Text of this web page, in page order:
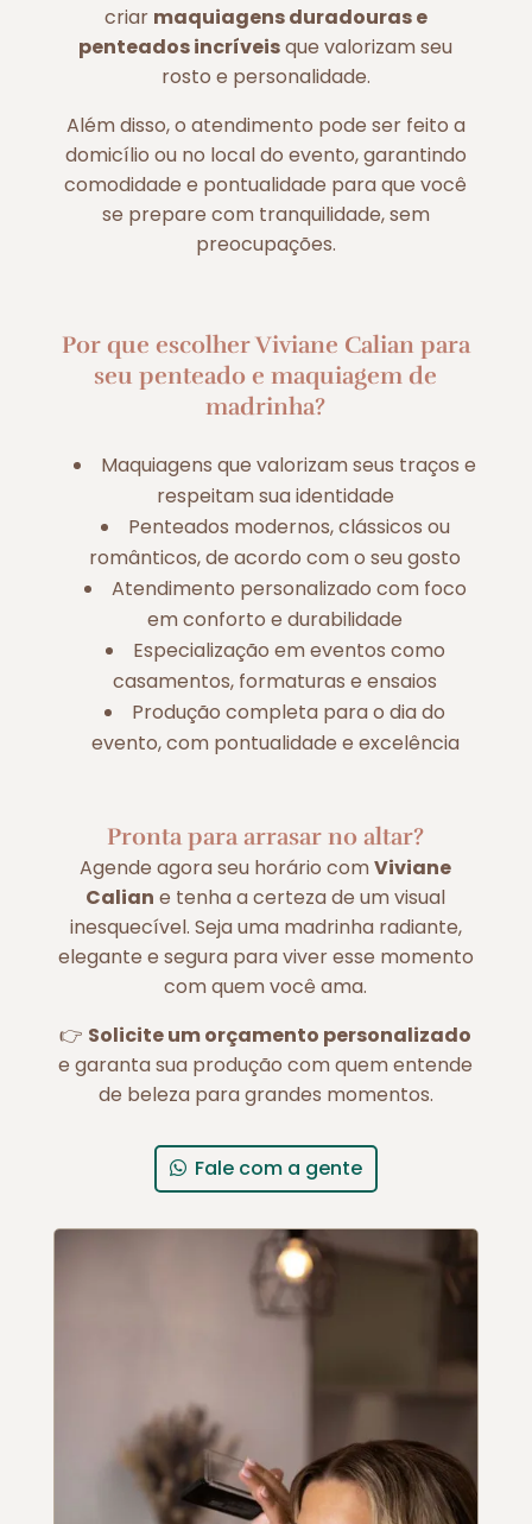
criar maquiagens duradouras e
penteados incríveisque valorizam seu
rosto e personalidade.
Além disso, o atendimento pode ser feito a
domicílio ou no local do evento, garantindo
comodidade e pontualidade para que você
se prepare com tranquilidade, sem
preocupações.
Por que escolher Viviane Calian para
seu penteado e maquiagem de
madrinha?
Maquiagens que valorizam seus traços e
respeitam sua identidade
Penteados modernos, clássicos ou
românticos, de acordo com o seu gosto
Atendimento personalizado com foco
em conforto e durabilidade
Especialização em eventos como
casamentos, formaturas e ensaios
Produção completa para o dia do
evento, com pontualidade e excelência
Pronta para arrasar no altar?
Agende agora seu horário comViviane
Calian e tenha a certeza de um visual
inesquecível. Seja uma madrinha radiante,
elegante e segura para viver esse momento
com quem você ama.
👉 Solicite um orçamento personalizado
e garanta sua produção com quem entende
de beleza para grandes momentos.
Fale com a gente